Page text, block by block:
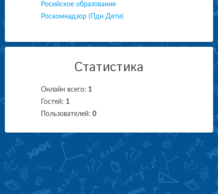
Росийское образование
Роскомнадзор (Пдн Дети)
Статистика
Онлайн всего: 1
Гостей: 1
Пользователей: 0